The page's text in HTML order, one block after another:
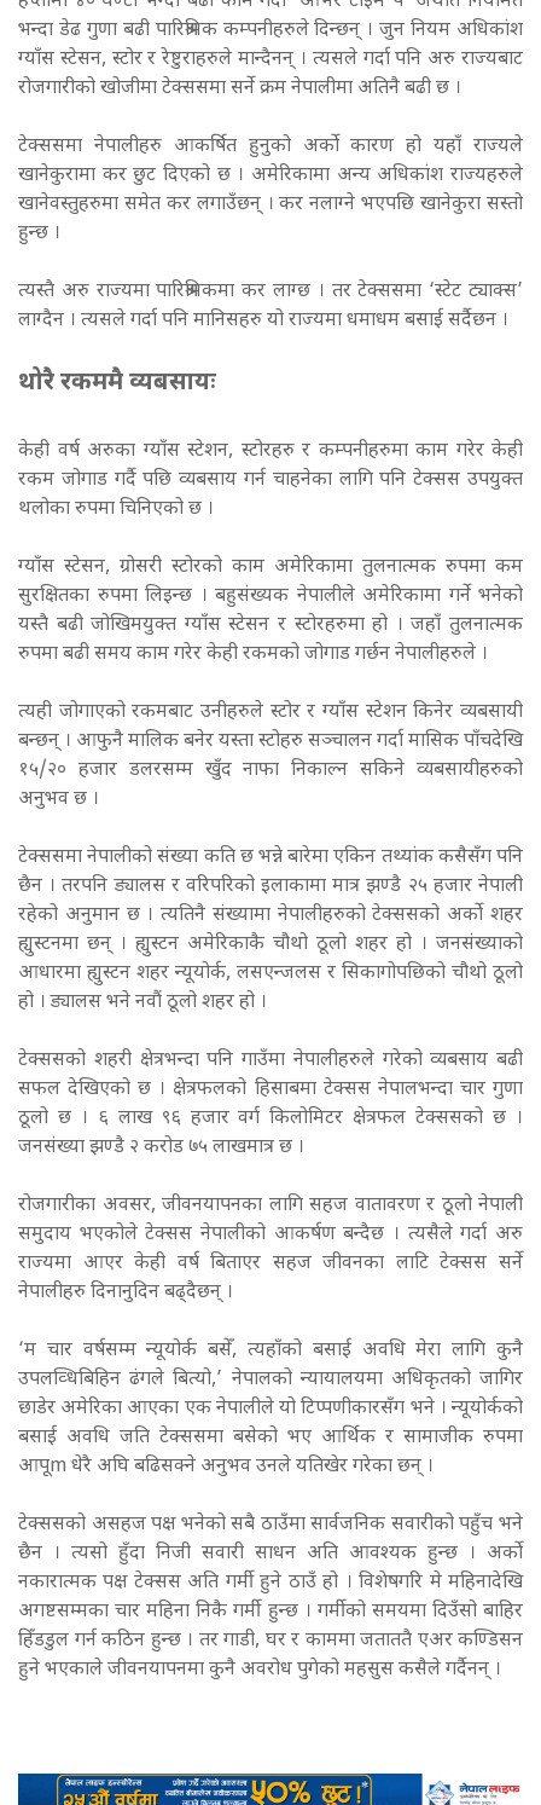
भन्दा डेढ गुणा बढी पारिश्रमिक कम्पनीहरुले दिन्छन् । जुन नियम अधिकांश
ग्याँस स्टेसन, स्टोर र रेष्टुराहरुले मान्दैनन् । त्यसले गर्दा पनि अरु राज्यबाट
रोजगारीको खोजीमा टेक्ससमा सर्ने क्रम नेपालीमा अतिनै बढी छ ।
टेक्ससमा नेपालीहरु आकर्षित हुनुको अर्को कारण हो यहाँ राज्यले
खानेकुरामा कर छुट दिएको छ । अमेरिकामा अन्य अधिकांश राज्यहरुले
खानेवस्तुहरुमा समेत कर लगाउँछन् । कर नलाग्ने भएपछि खानेकुरा सस्तो
हुन्छ ।
त्यस्तै अरु राज्यमा पारिश्रमिकमा कर लाग्छ । तर टेक्ससमा ‘स्टेट ट्याक्स’
लाग्दैन । त्यसले गर्दा पनि मानिसहरु यो राज्यमा धमाधम बसाई सर्दैछन ।
थोरै रकममै व्यबसायः
केही वर्ष अरुका ग्याँस स्टेशन, स्टोरहरु र कम्पनीहरुमा काम गरेर केही
रकम जोगाड गर्दै पछि व्यबसाय गर्न चाहनेका लागि पनि टेक्सस उपयुक्त
थलोका रुपमा चिनिएको छ ।
ग्याँस स्टेसन, ग्रोसरी स्टोरको काम अमेरिकामा तुलनात्मक रुपमा कम
सुरक्षितका रुपमा लिइन्छ । बहुसंख्यक नेपालीले अमेरिकामा गर्ने भनेको
यस्तै बढी जोखिमयुक्त ग्याँस स्टेसन र स्टोरहरुमा हो । जहाँ तुलनात्मक
रुपमा बढी समय काम गरेर केही रकमको जोगाड गर्छन नेपालीहरुले ।
त्यही जोगाएको रकमबाट उनीहरुले स्टोर र ग्याँस स्टेशन किनेर व्यबसायी
बन्छन् । आफुनै मालिक बनेर यस्ता स्टोहरु सञ्चालन गर्दा मासिक पाँचदेखि
१५/२० हजार डलरसम्म खुँद नाफा निकाल्न सकिने व्यबसायीहरुको
अनुभव छ ।
टेक्ससमा नेपालीको संख्या कति छ भन्ने बारेमा एकिन तथ्यांक कसैसँग पनि
छैन । तरपनि ड्यालस र वरिपरिको इलाकामा मात्र झण्डै २५ हजार नेपाली
रहेको अनुमान छ । त्यतिनै संख्यामा नेपालीहरुको टेक्ससको अर्को शहर
ह्युस्टनमा छन् । ह्युस्टन अमेरिकाकै चौथो ठूलो शहर हो । जनसंख्याको
आधारमा ह्युस्टन शहर न्यूयोर्क, लसएन्जलस र सिकागोपछिको चौथो ठूलो
हो । ड्यालस भने नवौं ठूलो शहर हो ।
टेक्ससको शहरी क्षेत्रभन्दा पनि गाउँमा नेपालीहरुले गरेको व्यबसाय बढी
सफल देखिएको छ । क्षेत्रफलको हिसाबमा टेक्सस नेपालभन्दा चार गुणा
ठूलो छ । ६ लाख ९६ हजार वर्ग किलोमिटर क्षेत्रफल टेक्ससको छ ।
जनसंख्या झण्डै २ करोड ७५ लाखमात्र छ ।
रोजगारीका अवसर, जीवनयापनका लागि सहज वातावरण र ठूलो नेपाली
समुदाय भएकोले टेक्सस नेपालीको आकर्षण बन्दैछ । त्यसैले गर्दा अरु
राज्यमा आएर केही वर्ष बिताएर सहज जीवनका लाटि टेक्सस सर्ने
नेपालीहरु दिनानुदिन बढ्दैछन् ।
‘म चार वर्षसम्म न्यूयोर्क बसेँ, त्यहाँको बसाई अवधि मेरा लागि कुनै
उपलव्धिबिहिन ढंगले बित्यो,’ नेपालको न्यायालयमा अधिकृतको जागिर
छाडेर अमेरिका आएका एक नेपालीले यो टिप्पणीकारसँग भने । न्यूयोर्कको
बसाई अवधि जति टेक्ससमा बसेको भए आर्थिक र सामाजीक रुपमा
आपूm धेरै अघि बढिसक्ने अनुभव उनले यतिखेर गरेका छन् ।
टेक्ससको असहज पक्ष भनेको सबै ठाउँमा सार्वजनिक सवारीको पहुँच भने
छैन । त्यसो हुँदा निजी सवारी साधन अति आवश्यक हुन्छ । अर्को
नकारात्मक पक्ष टेक्सस अति गर्मी हुने ठाउँ हो । विशेषगरि मे महिनादेखि
अगष्टसम्मका चार महिना निकै गर्मी हुन्छ । गर्मीको समयमा दिउँसो बाहिर
हिँडडुल गर्न कठिन हुन्छ । तर गाडी, घर र काममा जताततै एअर कण्डिसन
हुने भएकाले जीवनयापनमा कुनै अवरोध पुगेको महसुस कसैले गर्दैनन् ।